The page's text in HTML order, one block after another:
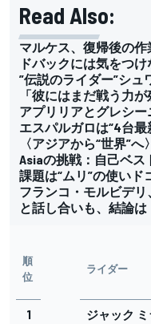
Read Also:
マルケス、復帰後の
ドバックには気をつ
”伝説のライダー”シ
「彼にはまだ戦う力
アプリリアとグレシ
エスパルガロは“4台
〈アジアから“世界”へ
Asiaの挑戦：自己ベス
課題は“ムリ”の使いド
フランコ・モルビデ
と話し合いも、結論は
順
位
ライダー
1 ジャック